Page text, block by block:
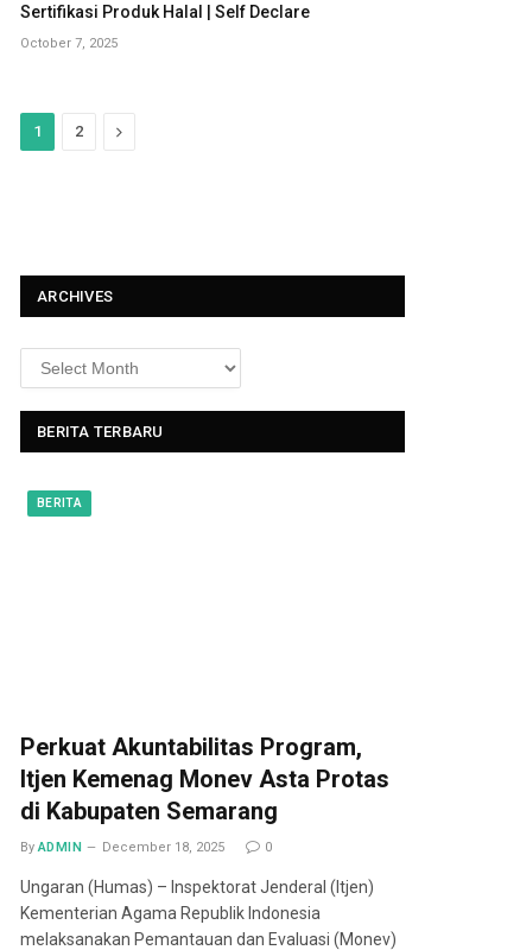
Sertifikasi Produk Halal | Self Declare
October 7, 2025
1 2
N
ARCHIVES
BERITA TERBARU
BERITA
Perkuat Akuntabilitas Program,
Itjen Kemenag Monev Asta Protas
di Kabupaten Semarang
By ADMIN December 18, 2025 0
Ungaran (Humas) – Inspektorat Jenderal (Itjen)
Kementerian Agama Republik Indonesia
melaksanakan Pemantauan dan Evaluasi (Monev)